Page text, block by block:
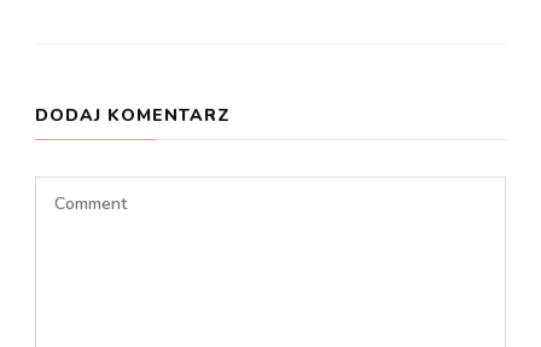
DODAJ KOMENTARZ